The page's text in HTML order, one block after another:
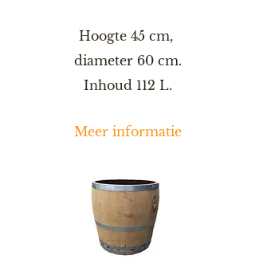
Hoogte 45 cm,
diameter 60 cm.
Inhoud 112 L.
Meer informatie